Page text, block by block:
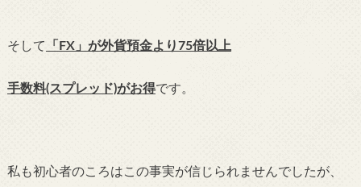
そして 「FX」が外貨預金より75倍以上
手数料(スプレッド)がお得です。
私も初心者のころはこの事実が信じられませんでしたが、